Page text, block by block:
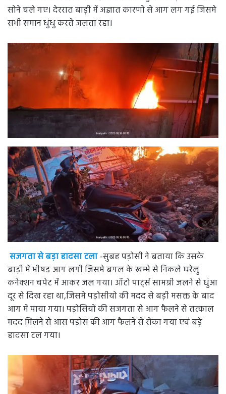
सोने चले गए। देररात बाड़ी में अज्ञात कारणों से आग लग गई जिसमे
सभी समान धुंधु करते जलता रहा।
सजगता से बड़ा हादसा टला -सुबह पड़ोसी ने बताया कि उसके
बाड़ी में भीषड आग लगी जिसमे बगल के खम्भे से निकले घरेलु
कनेक्शन चपेट में आकर जल गया। ऑटो पार्ट्स सामग्री जलने से धुंआ
दूर से दिख रहा था,जिसमे पड़ोसीयो की मदद से बड़ी मसक्त के बाद
आग में पाया गया। पड़ोसियों की सजगता से आग फैलने से तत्काल
मदद मिलने से आस पड़ोस की आग फैलने से रोका गया एवं बड़े
हादसा टल गया।